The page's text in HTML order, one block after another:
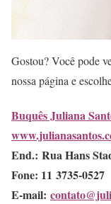
Gostou? Você pode
nossa página e
Buquês Juliana
End.: Rua Hans
Fone: 11 3735-0527
E-mail: